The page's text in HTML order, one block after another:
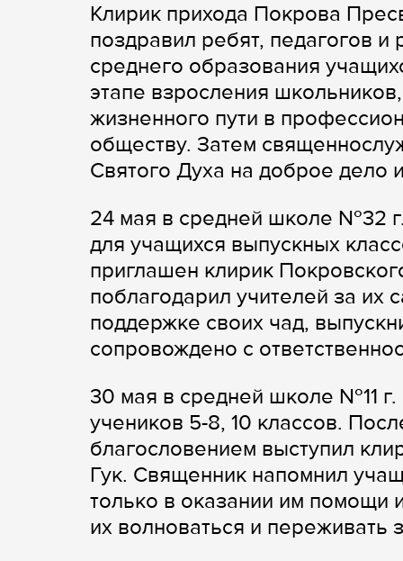
Клирик прихода Покрова
поздравил ребят, педагогов
среднего образования
этапе взросления
жизненного пути в
обществу. Затем
Святого Духа на доброе дело
24 мая в средней школе №32
для учащихся выпускных
приглашен клирик
поблагодарил учителей за их
поддержке своих чад,
сопровождено с
30 мая в средней школе №11
учеников 5-8, 10 классов.
благословением выступил
Гук. Священник напомнил
только в оказании им помощи
их волноваться и переживать